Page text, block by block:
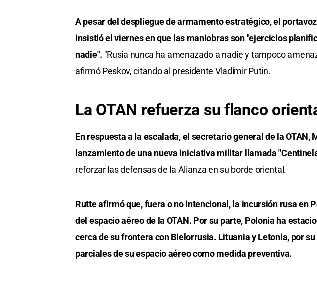
A pesar del despliegue de armamento estratégico, el
insistió el viernes en que las maniobras son "ejercicios
nadie". "Rusia nunca ha amenazado a nadie y tampoco
afirmó Peskov, citando al presidente Vladímir Putin.
La OTAN refuerza su flanco
En respuesta a la escalada, el secretario general de la OTAN,
lanzamiento de una nueva iniciativa militar llamada
reforzar las defensas de la Alianza en su borde oriental.
Rutte afirmó que, fuera o no intencional, la incursión rusa en
del espacio aéreo de la OTAN. Por su parte, Polonia ha
cerca de su frontera con Bielorrusia. Lituania y Letonia, por
parciales de su espacio aéreo como medida preventiva.